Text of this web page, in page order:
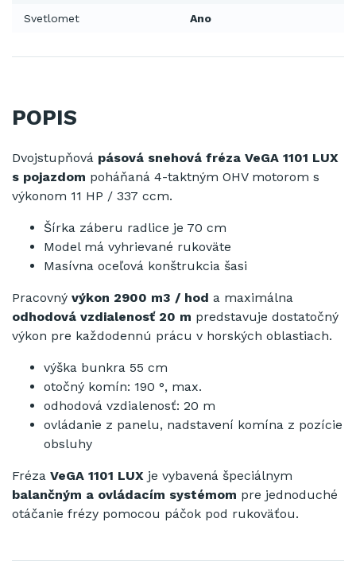
Svetlomet Ano
POPIS
Dvojstupňová pásová snehová fréza VeGA 1101 LUX
s pojazdom poháňaná 4-taktným OHV motorom s
výkonom 11 HP / 337 ccm.
Šírka záberu radlice je 70 cm
Model má vyhrievané rukoväte
Masívna oceľová konštrukcia šasi
Pracovný výkon 2900 m3 / hod a maximálna
odhodová vzdialenosť 20 m predstavuje dostatočný
výkon pre každodennú prácu v horských oblastiach.
výška bunkra 55 cm
otočný komín: 190 °, max.
odhodová vzdialenosť: 20 m
ovládanie z panelu, nadstavení komína z pozície
obsluhy
Fréza VeGA 1101 LUX je vybavená špeciálnym
balančným a ovládacím systémom pre jednoduché
otáčanie frézy pomocou páčok pod rukoväťou.